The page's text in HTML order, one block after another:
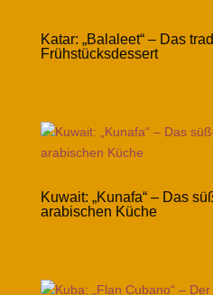
Katar: „Balaleet“ – Das
Frühstücksdessert
Kuwait: „Kunafa“ – Das
arabischen Küche